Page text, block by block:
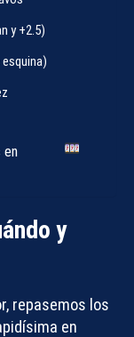
y +2.5)
en
y
repasemos los
en